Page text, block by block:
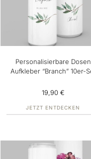
Personalisierbare Dosen
Aufkleber “Branch” 10er-
19,90 €
JETZT ENTDECKEN